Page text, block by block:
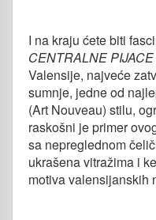
I na kraju ćete biti
CENTRALNEPIJACE
Valensije, najveće
sumnje, jedne od
(Art Nouveau) stilu,
raskošni je primer
sa nepreglednom
ukrašena vitražima i
motiva valensijanskih